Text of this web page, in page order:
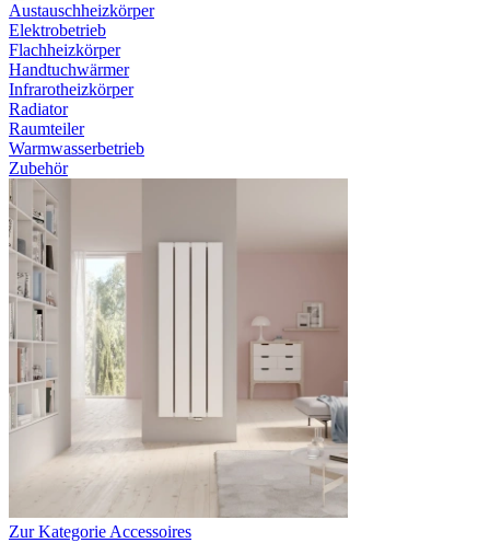
Austauschheizkörper
Elektrobetrieb
Flachheizkörper
Handtuchwärmer
Infrarotheizkörper
Radiator
Raumteiler
Warmwasserbetrieb
Zubehör
Zur Kategorie Accessoires